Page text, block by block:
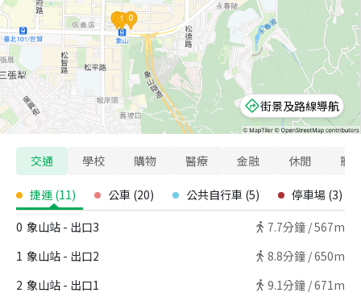
街景及路線導航
交通 學校 購物 醫療 金融 休閒 寵
捷運 (11) 公車 (20) 公共自行車 (5) 停車場 (3)
0 象山站 - 出口3 7.7分鐘 /567m
1 象山站 - 出口2 8.8分鐘 /650m
2 象山站 - 出口1 9.1分鐘 /671m